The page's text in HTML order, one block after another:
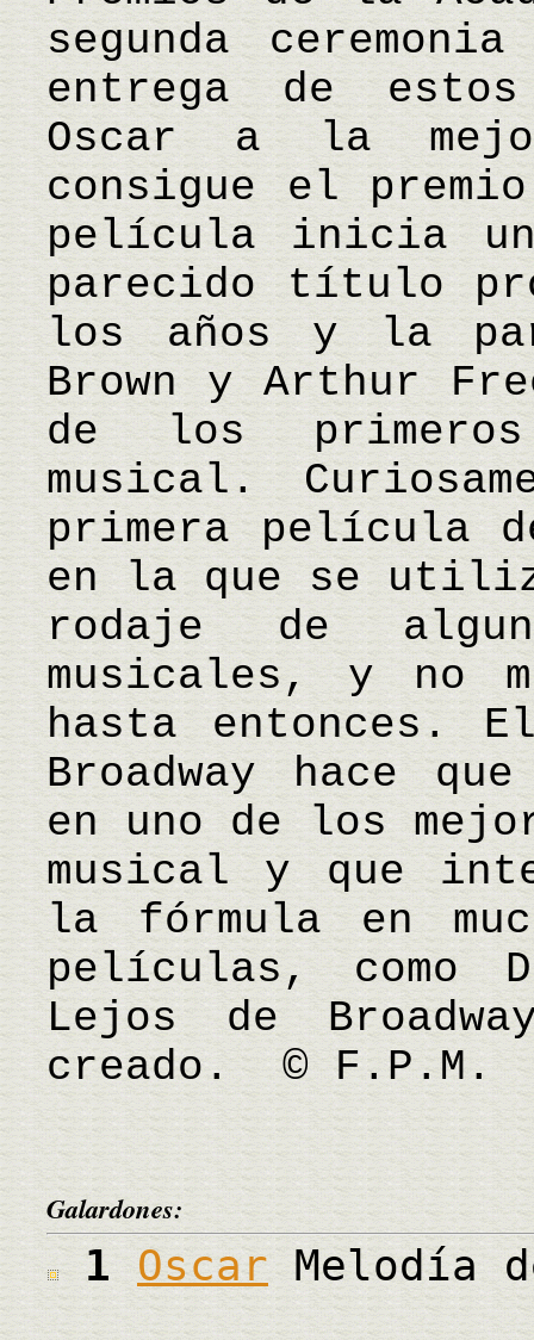
segunda
entrega de
Oscar a la
consigue el
película inicia
parecido título
los años y la
Brown y Arthur
de los
musical.
primera película
en la que se
rodaje de
musicales, y no
hasta entonces.
Broadway hace
en uno de los
musical y que
la fórmula en
películas, como
Lejos de
creado. © F.P.M.
Galardones:
1OscarMelodía